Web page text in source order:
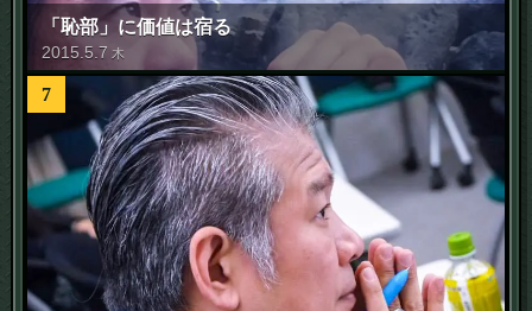
「恥部」に価値は宿る
2015 5 .7 木
7